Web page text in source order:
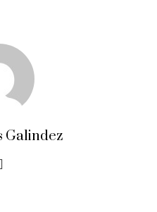
Galindez